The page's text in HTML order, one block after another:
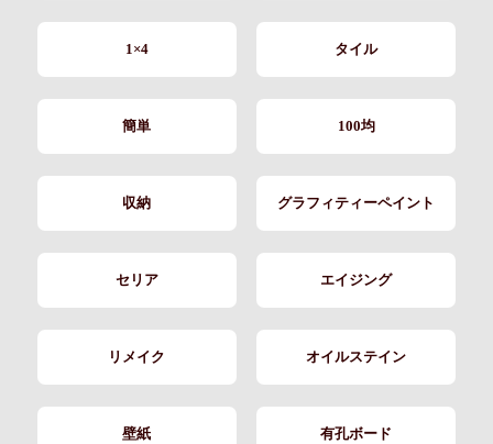
1×4 タイル
簡単 100均
収納 グラフィティーペイント
セリア エイジング
リメイク オイルステイン
壁紙 有孔ボード